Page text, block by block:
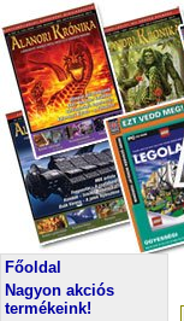
Főoldal
Nagyon akciós
termékeink!